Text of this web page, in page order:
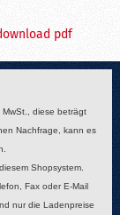
pdf
diese beträgt
Nachfrage, kann es
Shopsystem.
Fax oder E-Mail
nur die Ladenpreise